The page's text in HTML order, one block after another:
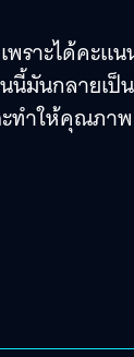
พราะได้คะแ
นี้มันกลายเป็น
ะทำให้คุณภาพ